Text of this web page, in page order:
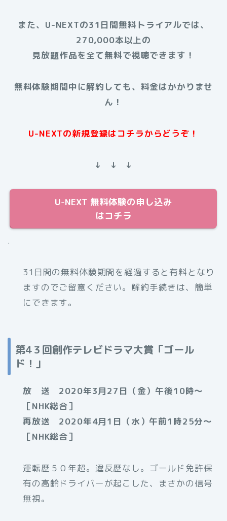
また、U-NEXTの31日間無料トライアルでは、
270,000本以上の
見放題作品を全て無料で視聴できます！
無料体験期間中に解約しても、料金はかかりませ
ん！
U-NEXTの新規登録はコチラからどうぞ！
↓ ↓ ↓
U-NEXT 無料体験の申し込み
はコチラ
.
31日間の無料体験期間を経過すると有料となり
ますのでご留意ください。解約手続きは、簡単
にできます。
第4３回創作テレビドラマ大賞「ゴール
ド！」
放 送 2020年3月27日（金）午後10時〜
［NHK総合］
再放送 2020年4月1日（水）午前1時25分〜
［NHK総合］
運転歴５０年超。違反歴なし。ゴールド免許保
有の高齢ドライバーが起こした、まさかの信号
無視。